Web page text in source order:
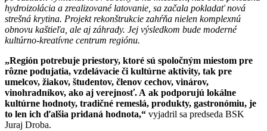
hydroizolácia a zrealizované latovanie, sa začala pokladať nová
strešná krytina. Projekt rekonštrukcie zahŕňa nielen komplexnú
obnovu kaštieľa, ale aj záhrady. Jej výsledkom bude moderné
kultúrno-kreatívne centrum regiónu.
„Región potrebuje priestory, ktoré sú spoločným miestom pre
rôzne podujatia, vzdelávacie či kultúrne aktivity, tak pre
umelcov, žiakov, študentov, členov cechov, vinárov,
vinohradníkov, ako aj verejnosť. A ak podporujú lokálne
kultúrne hodnoty, tradičné remeslá, produkty, gastronómiu, je
to len ich ďalšia pridaná hodnota,“ vyjadril sa predseda BSK
Juraj Droba.